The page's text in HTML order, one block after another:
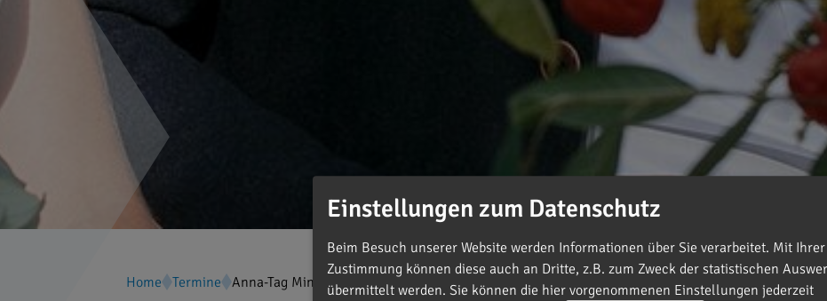
Home Termine Anna-Tag Mindelstetten
Einstellungen zum Datenschutz
Beim Besuch unserer Website werden Informationen über Sie verarbeitet. Mit Ihrer
Zustimmung können diese auch an Dritte, z.B. zum Zweck der statistischen
übermittelt werden. Sie können die hier vorgenommenen Einstellungen jederzeit